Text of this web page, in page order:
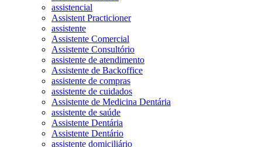
assistencial
Assistent Practicioner
assistente
Assistente Comercial
Assistente Consultório
assistente de atendimento
Assistente de Backoffice
assistente de compras
assistente de cuidados
Assistente de Medicina Dentária
assistente de saúde
Assistente Dentária
Assistente Dentário
assistente domiciliário